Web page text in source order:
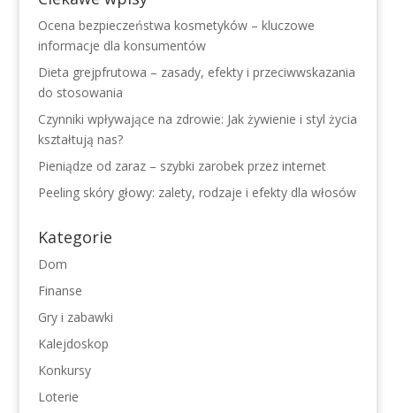
Ocena bezpieczeństwa kosmetyków – kluczowe
informacje dla konsumentów
Dieta grejpfrutowa – zasady, efekty i przeciwwskazania
do stosowania
Czynniki wpływające na zdrowie: Jak żywienie i styl życia
kształtują nas?
Pieniądze od zaraz – szybki zarobek przez internet
Peeling skóry głowy: zalety, rodzaje i efekty dla włosów
Kategorie
Dom
Finanse
Gry i zabawki
Kalejdoskop
Konkursy
Loterie